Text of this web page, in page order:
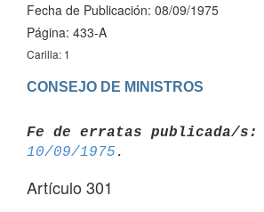
Fecha de Publicación: 08/09/1975
Página: 433-A
Carilla: 1
CONSEJO DE MINISTROS
Fe de erratas publicada/s:
10/09/1975
Artículo 301